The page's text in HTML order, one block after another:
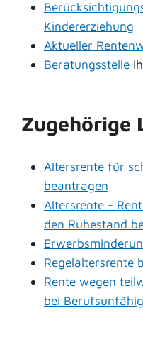
Kindererziehung
Aktueller
Beratungsstelle
Zugehörige
Altersrente für
beantragen
Altersrente -
den Ruhestand
Regelaltersrente
Rente wegen
bei